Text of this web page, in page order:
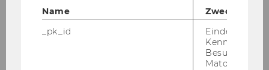
Mitteilungsblatt vom 01.
Juli 2021, 45. Stück
Name
Zweck
_pk_id
Eindeutige
Besuchers
Matomo.